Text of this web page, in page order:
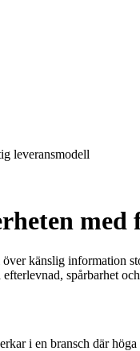
leveransmodell
känslig information
spårbarhet
i en bransch där